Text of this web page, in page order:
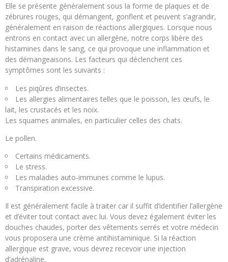
Elle se présente généralement sous la forme de plaques et de
zébrures rouges, qui démangent, gonflent et peuvent s’agrandir,
généralement en raison de réactions allergiques. Lorsque nous
entrons en contact avec un allergène, notre corps libère des
histamines dans le sang, ce qui provoque une inflammation et
des démangeaisons. Les facteurs qui déclenchent ces
symptômes sont les suivants :
Les piqûres d’insectes.
Les allergies alimentaires telles que le poisson, les œufs, le
lait, les crustacés et les noix.
Les squames animales, en particulier celles des chats.
Le pollen.
Certains médicaments.
Le stress.
Les maladies auto-immunes comme le lupus.
Transpiration excessive.
Il est généralement facile à traiter car il suffit d’identifier l’allergène
et d’éviter tout contact avec lui. Vous devez également éviter les
douches chaudes, porter des vêtements serrés et votre médecin
vous proposera une crème antihistaminique. Si la réaction
allergique est grave, vous devrez recevoir une injection
d’adrénaline.